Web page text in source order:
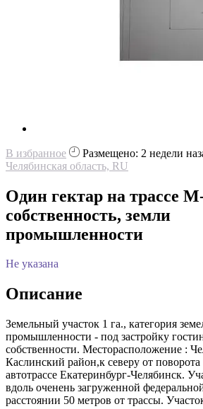
В избранное Размещено: 2 недели
Челябинская область, RU
Один гектар на трассе
собственность, земли
промышленности
Не указана
Описание
Земельный участок 1 га., категория
промышленности - под застройку
собственности. Месторасположение :
Каслинский район,к северу от
автотрассе Екатеринбург-Челябинск.
вдоль оченень загруженной
расстоянии 50 метров от трассы.